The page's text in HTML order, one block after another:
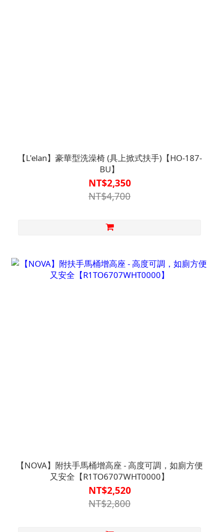
【L'elan】豪華型洗澡椅 (具上掀式扶手)【HO-187-
BU】
NT$2,350
NT$4,700
【NOVA】附扶手馬桶增高座 - 高度可調，如廁方便
又安全【R1TO6707WHT0000】
NT$2,520
NT$2,800